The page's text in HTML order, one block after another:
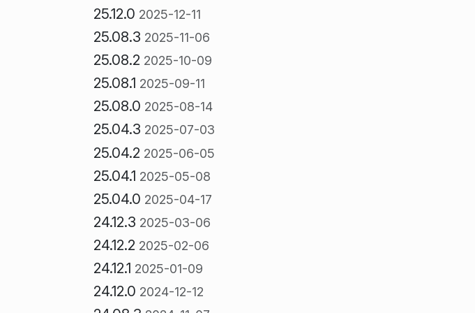
25.12.0 2025-12-11
25.08.3 2025-11-06
25.08.2 2025-10-09
25.08.1 2025-09-11
25.08.0 2025-08-14
25.04.3 2025-07-03
25.04.2 2025-06-05
25.04.1 2025-05-08
25.04.0 2025-04-17
24.12.3 2025-03-06
24.12.2 2025-02-06
24.12.1 2025-01-09
24.12.0 2024-12-12